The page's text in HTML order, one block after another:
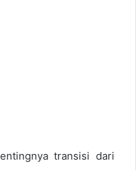
transisi dari